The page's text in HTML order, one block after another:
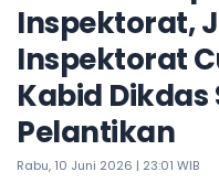
Inspektorat,
Inspektorat
Kabid Dikdas
Pelantikan
Rabu, 10 Juni 2026 | 23:01 WIB